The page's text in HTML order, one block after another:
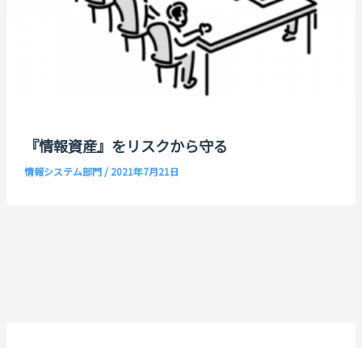
『情報資産』をリスクから守る
情報システム部門/ 2021年7月21日